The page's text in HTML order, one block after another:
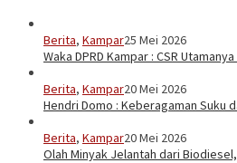
Berita, Kampar25 Mei 2026
Waka DPRD Kampar : CSR
Berita, Kampar20 Mei 2026
Hendri Domo : Keberagaman Suku
Berita, Kampar20 Mei 2026
Olah Minyak Jelantah dari